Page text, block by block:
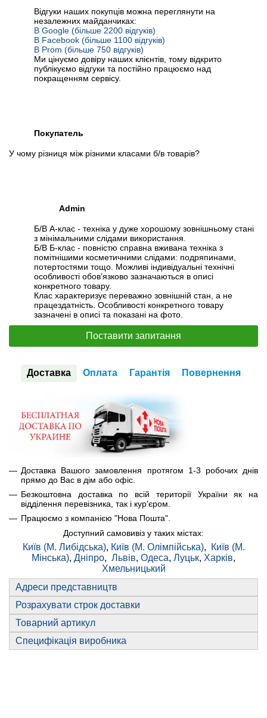
Відгуки наших покупців можна переглянути на
незалежних майданчиках:
В Google (більше 2200 відгуків)
В Facebook (більше 1100 відгуків)
В Prom (більше 750 відгуків)
Ми цінуємо довіру наших клієнтів, тому відкрито
публікуємо відгуки та постійно працюємо над
покращенням сервісу.
Покупатель
У чому різниця між різними класами б/в товарів?
Admin
Б/В А-клас - техніка у дуже хорошому зовнішньому стані
з мінімальними слідами використання.
Б/В Б-клас - повністю справна вживана техніка з
помітнішими косметичними слідами: подряпинами,
потертостями тощо. Можливі індивідуальні технічні
особливості обов’язково зазначаються в описі
конкретного товару.
Клас характеризує переважно зовнішній стан, а не
працездатність. Особливості конкретного товару
зазначені в описі та показані на фото.
Поставити запитання
Доставка Оплата Гарантія Повернення
Доставка Вашого замовлення протягом 1-3 робочих днів
прямо до Вас в дім або офіс.
Безкоштовна доставка по всій території України як на
відділення перевізника, так і кур'єром.
Працюємо з компанією "Нова Пошта".
Доступний самовивіз у таких містах:
Київ (М. Либідська), Київ (М. Олімпійська),
Київ (М.
Мінська), Дніпро, Львів, Одеса, Луцьк, Харків,
Хмельницький
Адреси представництв
Розрахувати строк доставки
Товарний артикул
Специфікація виробника